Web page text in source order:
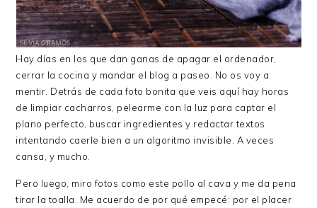
Hay días en los que dan ganas de apagar el ordenador,
cerrar la cocina y mandar el blog a paseo. No os voy a
mentir. Detrás de cada foto bonita que veis aquí hay horas
de limpiar cacharros, pelearme con la luz para captar el
plano perfecto, buscar ingredientes y redactar textos
intentando caerle bien a un algoritmo invisible. A veces
cansa, y mucho.
Pero luego, miro fotos como este pollo al cava y me da pena
tirar la toalla. Me acuerdo de por qué empecé: por el placer